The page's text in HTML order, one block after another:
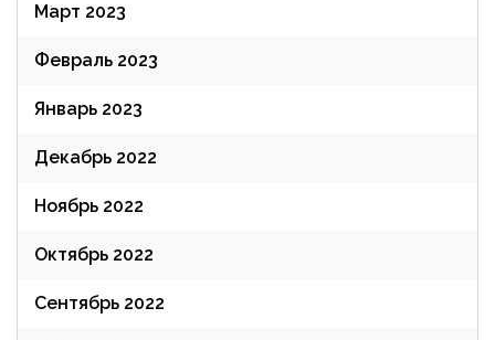
Март 2023
Февраль 2023
Январь 2023
Декабрь 2022
Ноябрь 2022
Октябрь 2022
Сентябрь 2022